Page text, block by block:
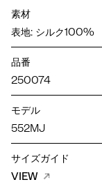
素材
表地: シルク100%
品番
250074
モデル
552MJ
サイズガイド
VIEW